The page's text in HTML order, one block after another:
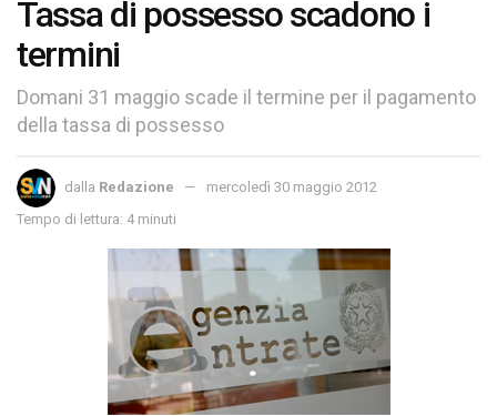
Tassa di possesso scadono i
termini
Domani 31 maggio scade il termine per il pagamento
della tassa di possesso
dalla Redazione
mercoledì 30 maggio 2012
Tempo di lettura: 4 minuti